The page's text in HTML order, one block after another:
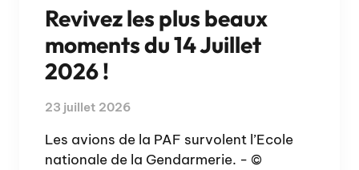
Revivez les plus beaux
moments du 14 Juillet
2026 !
23 juillet 2026
Les avions de la PAF survolent l’Ecole
nationale de la Gendarmerie. - ©